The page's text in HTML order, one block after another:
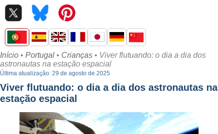
Início • Portugal • Crianças • Viver flutuando: o dia a dia dos
astronautas na estação espacial
Última atualização: 29 de agosto de 2025
Viver flutuando: o dia a dia dos astronautas na
estação espacial